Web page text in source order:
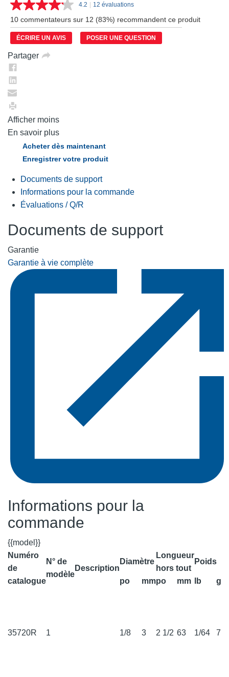
4.2 Lire
les
12
commentaires.
Lien
| 12 évaluations
10 commentateurs sur 12 (83%) recommandent ce produit
ÉCRIRE UN AVIS POSER UNE QUESTION
Partager
Afficher moins
En savoir plus
Acheter dès maintenant
Enregistrer votre produit
Documents de support
Informations pour la commande
Évaluations / Q/R
Documents de support
Garantie
Garantie à vie complète
Informations pour la
commande
{{model}}
Numéro
de
catalogue
N° de
modèle
Description
Diamètre
Longueur
hors tout
Poids
po mmpo mm lb g
35720R 1 1/8 3 2 1/2 63 1/64 7